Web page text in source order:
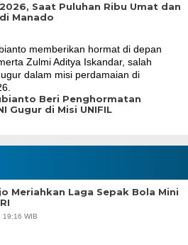
Saat Puluhan Ribu Umat dan
Manado
Beri Penghormatan
Gugur di Misi UNIFIL
Meriahkan Laga Sepak Bola Mini
19:16 WIB